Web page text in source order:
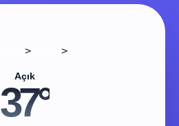
>
>
Açık
37°